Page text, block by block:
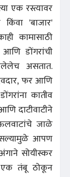
एक रस्त्यावर
'बाजार'
कामासाठी
आणि डोंगरांची
असतात.
फर आणि
कातीव
दाटीवाटीने
जाळे
आपण
सोयीस्कर
एक तंबू ठोकून